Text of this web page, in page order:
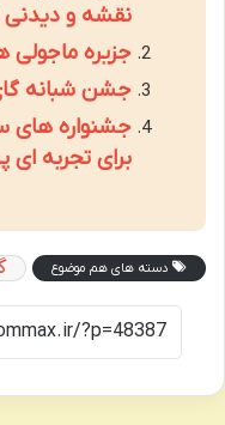
نقشه و دیدنی
جزیره
جشن شبانه
جشنواره های
برای تجربه ای
دسته های هم موضوع